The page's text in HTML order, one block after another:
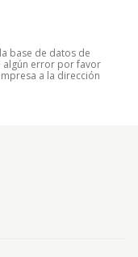
base de datos de
algún error por favor
a la dirección